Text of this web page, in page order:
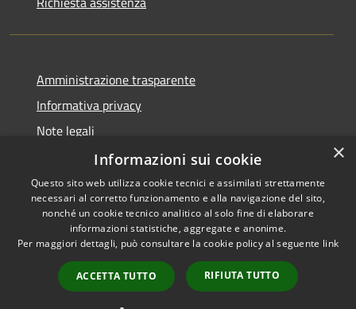
Amministrazione trasparente
Informativa privacy
Note legali
Dichiarazione di accessibilità
RSS
Accessibilità
Copyright © 2026 • Comune di
Municipium•
Accesso
redazione
×
Informazioni sui cookie
Questo sito web utilizza cookie tecnici e assimilati strettamente
necessari al corretto funzionamento e alla navigazione del sito,
nonché un cookie tecnico analitico al solo fine di elaborare
informazioni statistiche, aggregate e anonime.
Per maggiori dettagli, può consultare la cookie policy al seguente link
ACCETTA TUTTO RIFIUTA TUTTO